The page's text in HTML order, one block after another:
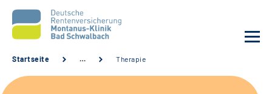
Unsere Klinik
Startseite … Therapie